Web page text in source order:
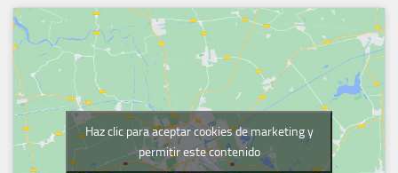
Haz clic para aceptar cookies de marketing y
permitir este contenido